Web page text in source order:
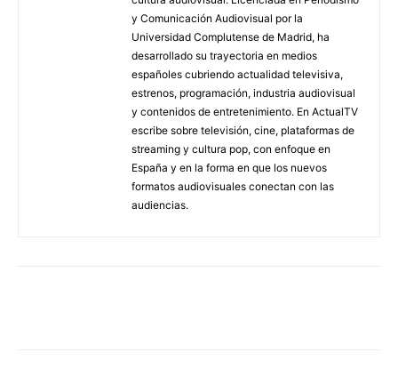
y Comunicación Audiovisual por la
Universidad Complutense de Madrid, ha
desarrollado su trayectoria en medios
españoles cubriendo actualidad televisiva,
estrenos, programación, industria audiovisual
y contenidos de entretenimiento. En ActualTV
escribe sobre televisión, cine, plataformas de
streaming y cultura pop, con enfoque en
España y en la forma en que los nuevos
formatos audiovisuales conectan con las
audiencias.